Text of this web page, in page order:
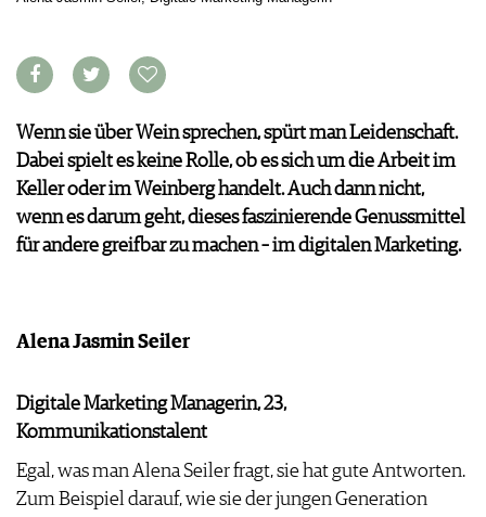
MEDIATHEK
VIDEOS
BILDSTRECKEN
BÜCHER
WEINWIRTSCHAFT
WEINSZENE
ARCHIV
ANMELDEN
AWARDS
TRINKREIFETABELLE
NEWSLETTER
REDAKTION
JOBS
Wenn sie über Wein sprechen, spürt man Leidenschaft.
Dabei spielt es keine Rolle, ob es sich um die Arbeit im
Keller oder im Weinberg handelt. Auch dann nicht,
wenn es darum geht, dieses faszinierende Genussmittel
für andere greifbar zu machen – im digitalen Marketing.
Alena Jasmin Seiler
Digitale Marketing Managerin, 23,
Kommunikationstalent
Egal, was man Alena Seiler fragt, sie hat gute Antworten.
Zum Beispiel darauf, wie sie der jungen Generation